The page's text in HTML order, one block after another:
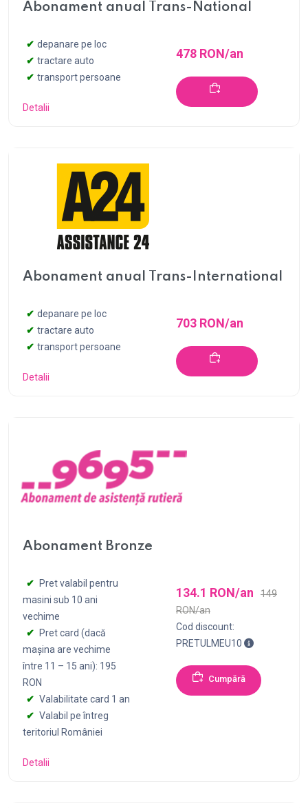
Abonament anual Trans-National
depanare pe loc
tractare auto
transport persoane
Detalii
478 RON/an
Abonament anual Trans-International
depanare pe loc
tractare auto
transport persoane
Detalii
703 RON/an
Abonament Bronze
Pret valabil pentru
masini sub 10 ani
vechime
Pret card (dacă
mașina are vechime
între 11 – 15 ani): 195
RON
Valabilitate card 1 an
Valabil pe întreg
teritoriul României
Detalii
134.1 RON/an
149
RON/an
Cod discount:
PRETULMEU10
Pentru
Cumpără